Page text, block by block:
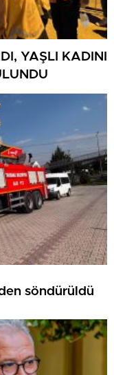
YAŞLI KADINI
söndürüldü